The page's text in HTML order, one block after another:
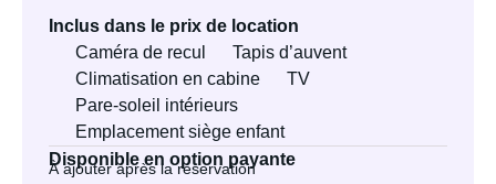
Inclus dans le prix de location
Caméra de recul
Tapis d’auvent
Climatisation en cabine
TV
Pare-soleil intérieurs
Emplacement siège enfant
Disponible en option payante
À ajouter après la réservation